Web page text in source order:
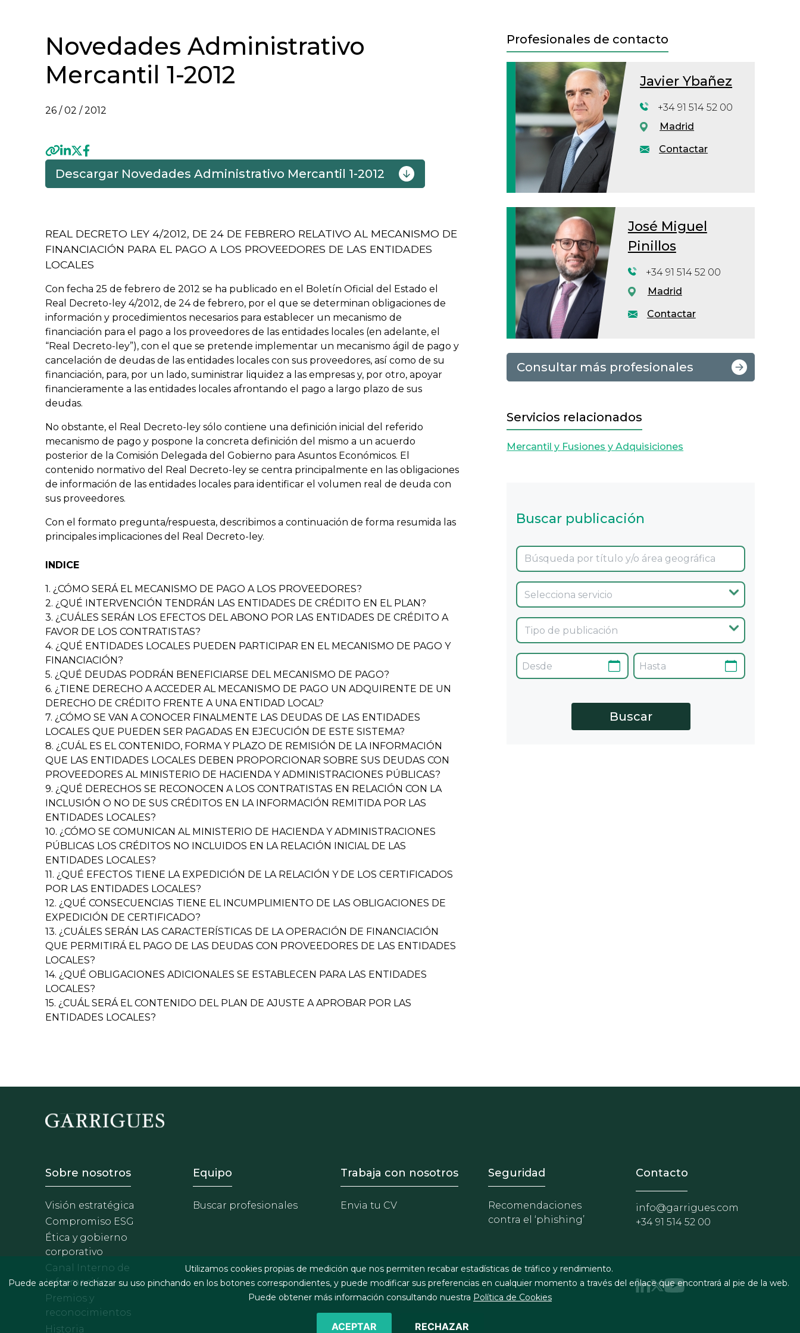
Novedades Administrativo
Mercantil 1-2012
26 / 02 / 2012
Descargar Novedades Administrativo Mercantil 1-2012
REAL DECRETO LEY 4/2012, DE 24 DE FEBRERO RELATIVO AL MECANISMO DE
FINANCIACIÓN PARA EL PAGO A LOS PROVEEDORES DE LAS ENTIDADES
LOCALES
Con fecha 25 de febrero de 2012 se ha publicado en el Boletín Oficial del Estado el
Real Decreto-ley 4/2012, de 24 de febrero, por el que se determinan obligaciones de
información y procedimientos necesarios para establecer un mecanismo de
financiación para el pago a los proveedores de las entidades locales (en adelante, el
“Real Decreto-ley”), con el que se pretende implementar un mecanismo ágil de pago y
cancelación de deudas de las entidades locales con sus proveedores, así como de su
financiación, para, por un lado, suministrar liquidez a las empresas y, por otro, apoyar
financieramente a las entidades locales afrontando el pago a largo plazo de sus
deudas.
No obstante, el Real Decreto-ley sólo contiene una definición inicial del referido
mecanismo de pago y pospone la concreta definición del mismo a un acuerdo
posterior de la Comisión Delegada del Gobierno para Asuntos Económicos. El
contenido normativo del Real Decreto-ley se centra principalmente en las obligaciones
de información de las entidades locales para identificar el volumen real de deuda con
sus proveedores.
Con el formato pregunta/respuesta, describimos a continuación de forma resumida las
principales implicaciones del Real Decreto-ley.
INDICE
1. ¿CÓMO SERÁ EL MECANISMO DE PAGO A LOS PROVEEDORES?
2. ¿QUÉ INTERVENCIÓN TENDRÁN LAS ENTIDADES DE CRÉDITO EN EL PLAN?
3. ¿CUÁLES SERÁN LOS EFECTOS DEL ABONO POR LAS ENTIDADES DE CRÉDITO A
FAVOR DE LOS CONTRATISTAS?
4. ¿QUÉ ENTIDADES LOCALES PUEDEN PARTICIPAR EN EL MECANISMO DE PAGO Y
FINANCIACIÓN?
5. ¿QUÉ DEUDAS PODRÁN BENEFICIARSE DEL MECANISMO DE PAGO?
6. ¿TIENE DERECHO A ACCEDER AL MECANISMO DE PAGO UN ADQUIRENTE DE UN
DERECHO DE CRÉDITO FRENTE A UNA ENTIDAD LOCAL?
7. ¿CÓMO SE VAN A CONOCER FINALMENTE LAS DEUDAS DE LAS ENTIDADES
LOCALES QUE PUEDEN SER PAGADAS EN EJECUCIÓN DE ESTE SISTEMA?
8. ¿CUÁL ES EL CONTENIDO, FORMA Y PLAZO DE REMISIÓN DE LA INFORMACIÓN
QUE LAS ENTIDADES LOCALES DEBEN PROPORCIONAR SOBRE SUS DEUDAS CON
PROVEEDORES AL MINISTERIO DE HACIENDA Y ADMINISTRACIONES PÚBLICAS?
9. ¿QUÉ DERECHOS SE RECONOCEN A LOS CONTRATISTAS EN RELACIÓN CON LA
INCLUSIÓN O NO DE SUS CRÉDITOS EN LA INFORMACIÓN REMITIDA POR LAS
ENTIDADES LOCALES?
10. ¿CÓMO SE COMUNICAN AL MINISTERIO DE HACIENDA Y ADMINISTRACIONES
PÚBLICAS LOS CRÉDITOS NO INCLUIDOS EN LA RELACIÓN INICIAL DE LAS
ENTIDADES LOCALES?
11. ¿QUÉ EFECTOS TIENE LA EXPEDICIÓN DE LA RELACIÓN Y DE LOS CERTIFICADOS
POR LAS ENTIDADES LOCALES?
12. ¿QUÉ CONSECUENCIAS TIENE EL INCUMPLIMIENTO DE LAS OBLIGACIONES DE
EXPEDICIÓN DE CERTIFICADO?
13. ¿CUÁLES SERÁN LAS CARACTERÍSTICAS DE LA OPERACIÓN DE FINANCIACIÓN
QUE PERMITIRÁ EL PAGO DE LAS DEUDAS CON PROVEEDORES DE LAS ENTIDADES
LOCALES?
14. ¿QUÉ OBLIGACIONES ADICIONALES SE ESTABLECEN PARA LAS ENTIDADES
LOCALES?
15. ¿CUÁL SERÁ EL CONTENIDO DEL PLAN DE AJUSTE A APROBAR POR LAS
ENTIDADES LOCALES?
Profesionales de contacto
Javier Ybañez
Contactar
+34 91 514 52 00
Madrid
José Miguel
Pinillos
Contactar
+34 91 514 52 00
Madrid
Consultar más profesionales
Servicios relacionados
Mercantil y Fusiones y Adquisiciones
Buscar publicación
Footer - Sobre Nosotros
Sobre nosotros
Visión estratégica
Compromiso ESG
Ética y gobierno
corporativo
Canal Interno de
Información
Premios y
reconocimientos
Historia
Footer - Equipo
Equipo
Buscar profesionales
Footer - Trabaja con nosotros
Trabaja con nosotros
Envia tu CV
Footer - Extranet y herramientas
Seguridad
Recomendaciones
contra el ‘phishing’
Contacto
info@garrigues.com
+34 91 514 52 00
Utilizamos cookies propias de medición que nos permiten recabar estadísticas de tráfico y rendimiento.
Puede aceptar o rechazar su uso pinchando en los botones correspondientes, y puede modificar sus preferencias en cualquier momento a través del enlace que encontrará al pie de la web.
Puede obtener más información consultando nuestra Política de Cookies
ACEPTAR RECHAZAR